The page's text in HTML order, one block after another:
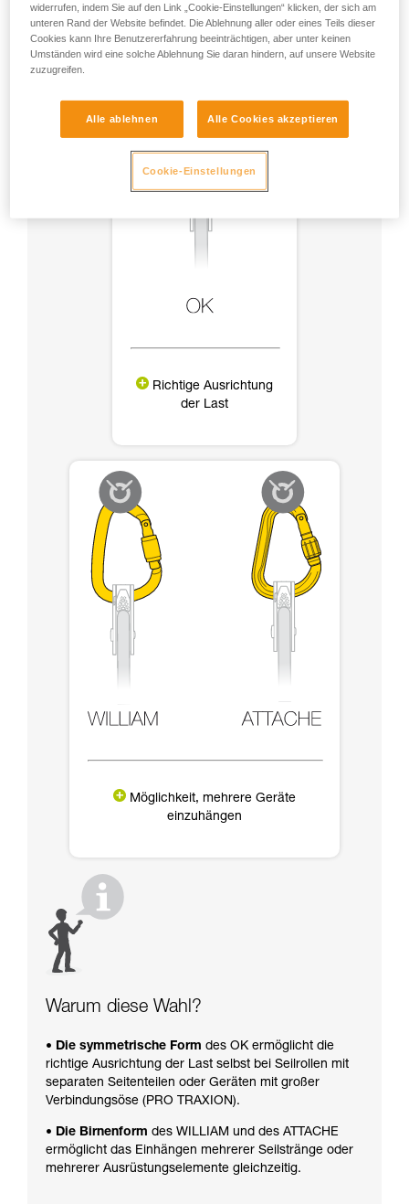
Richtige Ausrichtung
der Last
Möglichkeit, mehrere Geräte
einzuhängen
Warum diese Wahl?
• Die symmetrische Form des OK ermöglicht die
richtige Ausrichtung der Last selbst bei Seilrollen mit
separaten Seitenteilen oder Geräten mit großer
Verbindungsöse (PRO TRAXION).
• Die Birnenform des WILLIAM und des ATTACHE
ermöglicht das Einhängen mehrerer Seilstränge oder
mehrerer Ausrüstungselemente gleichzeitig.
widerrufen, indem Sie auf den Link „Cookie-Einstellungen“ klicken, der sich am
unteren Rand der Website befindet. Die Ablehnung aller oder eines Teils dieser
Cookies kann Ihre Benutzererfahrung beeinträchtigen, aber unter keinen
Umständen wird eine solche Ablehnung Sie daran hindern, auf unsere Website
zuzugreifen.
Alle ablehnen Alle Cookies akzeptieren
Cookie-Einstellungen